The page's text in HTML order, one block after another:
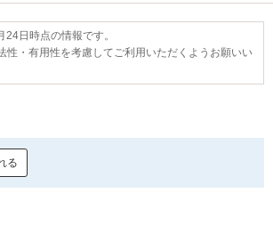
日時点の情報です。
性・有用性を考慮してご利用いただくようお願いい
る